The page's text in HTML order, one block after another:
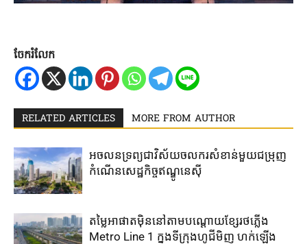
ចែករំលែក
RELATED ARTICLES MORE FROM AUTHOR
អចលនទ្រព្យ​ជា​វិស័យចលករ​សំខាន់​មួយ​ជម្រុញ​
កំណើន​សេដ្ឋកិច្ច​ឥណ្ឌូនេស៊ី​
តម្លៃ​អាផាត​មុិន​នៅ​តាម​បណ្តោយ​ខ្សែ​រថភ្លើង​
Metro Line 1​ ក្នុង​ទីក្រុងហូជីមិញ ​ហក់​ឡើង​